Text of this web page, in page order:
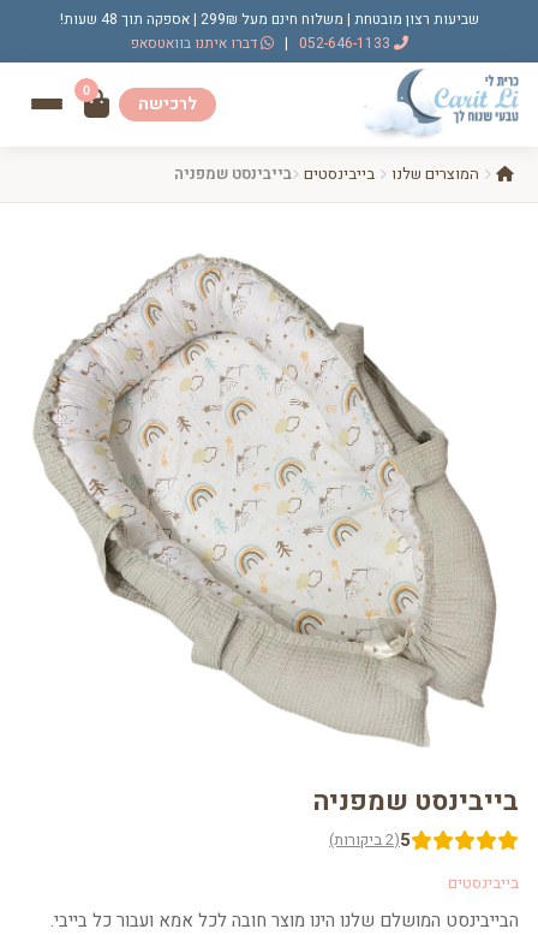
שביעות רצון מובטחת | משלוח חינם מעל 299₪ | אספקה תוך 48 שעות!
| דברו איתנו בוואטסאפ
לרכישה
0
המוצרים שלנו בייבינסטים בייבינסט שמפניה
בייבינסט שמפניה
5(2 ביקורות)
בייבינסטים
הבייבינסט המושלם שלנו הינו מוצר חובה לכל אמא ועבור כל בייבי.